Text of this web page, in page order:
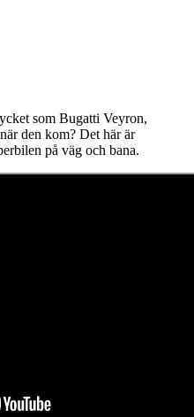
som Bugatti Veyron,
den kom? Det här är
på väg och bana.